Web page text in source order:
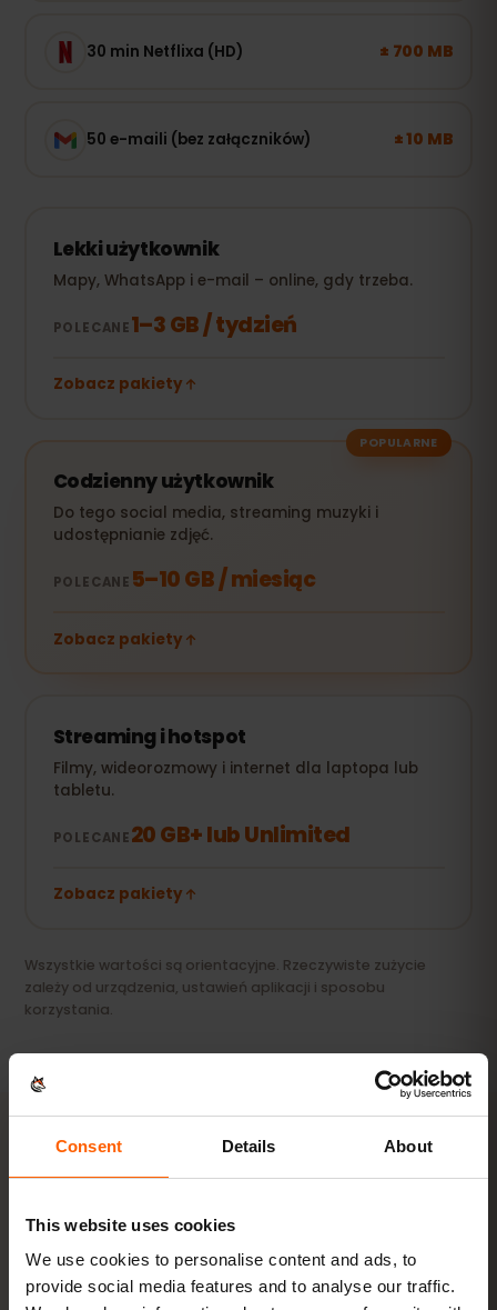
Consent Details About
This website uses cookies
We use cookies to personalise content and ads, to
provide social media features and to analyse our traffic.
30 min Netflixa (HD) ± 700 MB
50 e-maili (bez załączników) ± 10 MB
Lekki użytkownik
Mapy, WhatsApp i e-mail – online, gdy trzeba.
POLECANE1–3 GB / tydzień
Zobacz pakiety
POPULARNE
Codzienny użytkownik
Do tego social media, streaming muzyki i
udostępnianie zdjęć.
POLECANE 5–10 GB / miesiąc
Zobacz pakiety
Streaming i hotspot
Filmy, wideorozmowy i internet dla laptopa lub
tabletu.
POLECANE20 GB+ lub Unlimited
Zobacz pakiety
Wszystkie wartości są orientacyjne. Rzeczywiste zużycie
zależy od urządzenia, ustawień aplikacji i sposobu
korzystania.
Aktywuj eSIM dla Armenia
w3 krokach